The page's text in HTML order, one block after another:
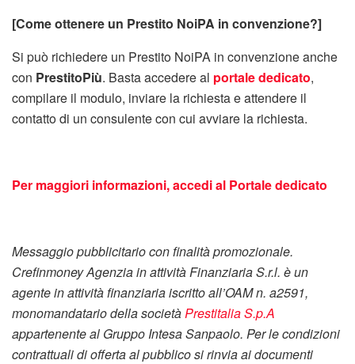
[Come ottenere un Prestito NoiPA in convenzione?]
Si può richiedere un Prestito NoiPA in convenzione anche
con PrestitoPiù. Basta accedere al portale dedicato,
compilare il modulo, inviare la richiesta e attendere il
contatto di un consulente con cui avviare la richiesta.
Per maggiori informazioni, accedi al Portale dedicato
Messaggio pubblicitario con finalità promozionale.
Crefinmoney Agenzia in attività Finanziaria S.r.l. è un
agente in attività finanziaria iscritto all’OAM n. a2591,
monomandatario della societàPrestitalia S.p.A
appartenente al Gruppo Intesa Sanpaolo. Per le condizioni
contrattuali di offerta al pubblico si rinvia ai documenti